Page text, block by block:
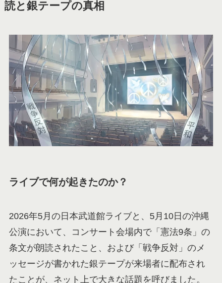
読と銀テープの真相
ライブで何が起きたのか？
2026年5月の日本武道館ライブと、5月10日の沖縄
公演において、コンサート会場内で「憲法9条」の
条文が朗読されたこと、および「戦争反対」のメ
ッセージが書かれた銀テープが来場者に配布され
たことが、ネット上で大きな話題を呼びました。